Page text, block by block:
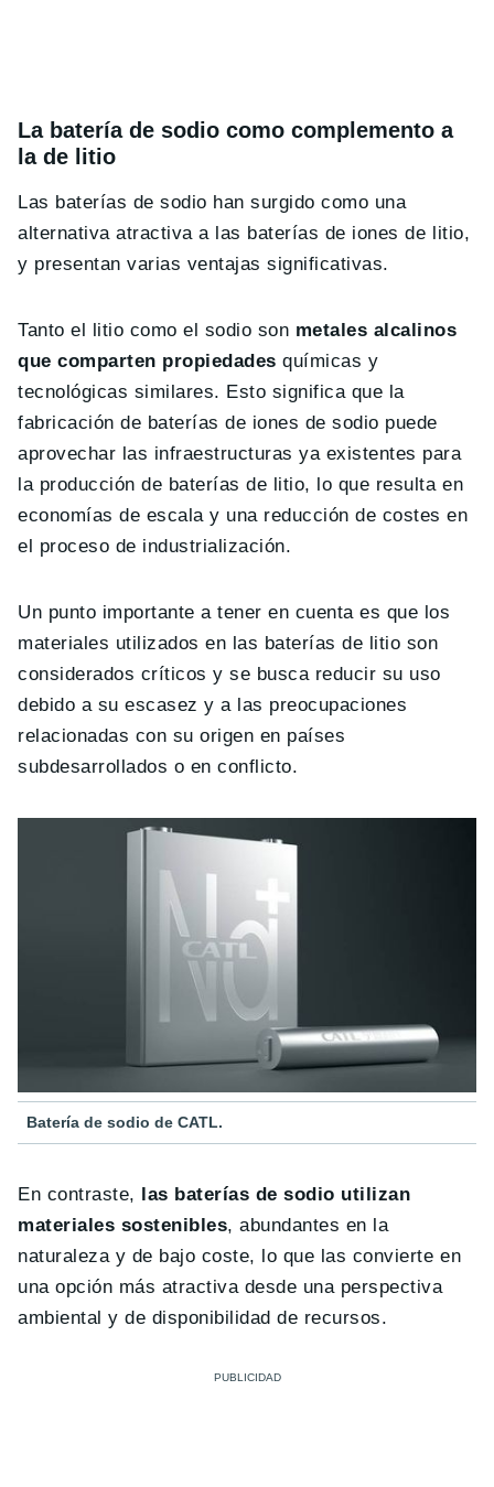
La batería de sodio como complemento a
la de litio
Las baterías de sodio han surgido como una
alternativa atractiva a las baterías de iones de litio,
y presentan varias ventajas significativas.
Tanto el litio como el sodio son metales alcalinos
que comparten propiedades químicas y
tecnológicas similares. Esto significa que la
fabricación de baterías de iones de sodio puede
aprovechar las infraestructuras ya existentes para
la producción de baterías de litio, lo que resulta en
economías de escala y una reducción de costes en
el proceso de industrialización.
Un punto importante a tener en cuenta es que los
materiales utilizados en las baterías de litio son
considerados críticos y se busca reducir su uso
debido a su escasez y a las preocupaciones
relacionadas con su origen en países
subdesarrollados o en conflicto.
Batería de sodio de CATL.
En contraste,
las baterías de sodio utilizan
materiales sostenibles, abundantes en la
naturaleza y de bajo coste, lo que las convierte en
una opción más atractiva desde una perspectiva
ambiental y de disponibilidad de recursos.